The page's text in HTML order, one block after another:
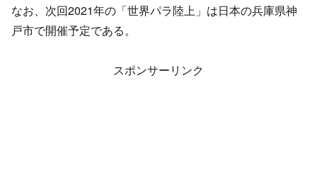
なお、次回2021年の「世界パラ陸上」は日本の兵庫県神
戸市で開催予定である。
スポンサーリンク